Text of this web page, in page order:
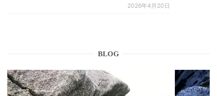
2026年4月20日
BLOG